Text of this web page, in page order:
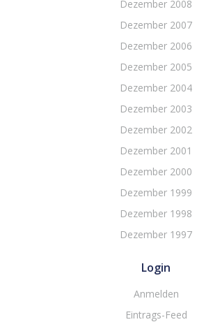
Dezember 2008
Dezember 2007
Dezember 2006
Dezember 2005
Dezember 2004
Dezember 2003
Dezember 2002
Dezember 2001
Dezember 2000
Dezember 1999
Dezember 1998
Dezember 1997
Login
Anmelden
Eintrags-Feed